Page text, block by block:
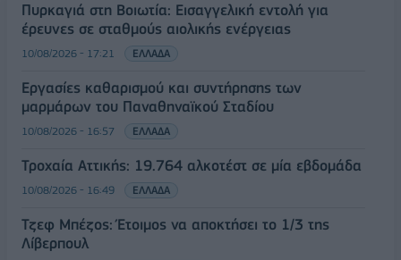
Πυρκαγιά στη Βοιωτία: Εισαγγελική εντολή για
έρευνες σε σταθμούς αιολικής ενέργειας
10/08/2026 - 17:21 ΕΛΛΑΔΑ
Εργασίες καθαρισμού και συντήρησης των
μαρμάρων του Παναθηναϊκού Σταδίου
10/08/2026 - 16:57 ΕΛΛΑΔΑ
Τροχαία Αττικής: 19.764 αλκοτέστ σε μία εβδομάδα
10/08/2026 - 16:49 ΕΛΛΑΔΑ
Τζεφ Μπέζος: Έτοιμος να αποκτήσει το 1/3 της
Λίβερπουλ